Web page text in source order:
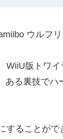
ウルフ
WiiU版トワ
る裏技でハ
することが